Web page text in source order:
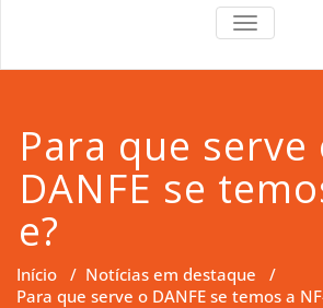
TOGGLE
Para que serve
DANFE se
e?
Início / Notícias em destaque /
Para que serve o DANFE se temos a